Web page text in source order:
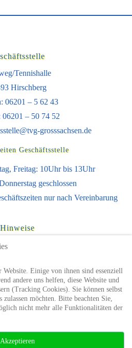
Tennishalle
Hirschberg
06201 – 5 62 43
06201 – 50 74 52
grosssachsen.de
Geschäftsstelle
Freitag: 10Uhr bis 13Uhr
geschlossen
nur nach Vereinbarung
Hinweise
Impressum
uns auch auf
Website. Einige von ihnen sind essenziell
andere uns helfen, diese Website und
(Tracking Cookies). Sie können selbst
zulassen möchten. Bitte beachten Sie,
nicht mehr alle Funktionalitäten der
Akzeptieren